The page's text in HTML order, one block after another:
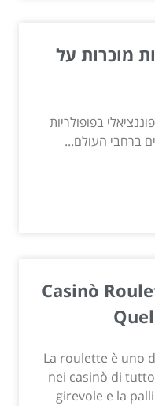
מוכרות על
בפופולריות
ברחבי העולם...
Casinò
La roulette è uno
nei casinò di
girevole e la